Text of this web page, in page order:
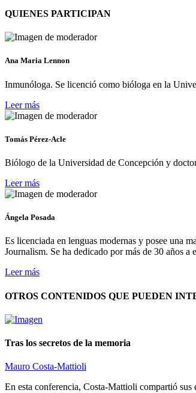
QUIENES PARTICIPAN
Ana Maria Lennon
Inmunóloga. Se licenció como bióloga en la
Leer más
Tomás Pérez-Acle
Biólogo de la Universidad de Concepción y
Leer más
Ángela Posada
Es licenciada en lenguas modernas y posee una
Journalism. Se ha dedicado por más de 30 años
Leer más
OTROS CONTENIDOS QUE PUEDEN
Tras los secretos de la memoria
Mauro Costa-Mattioli
En esta conferencia, Costa-Mattioli compartió